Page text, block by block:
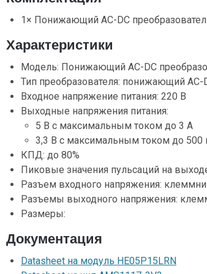
1× Понижающий AC-DC
Характеристики
Модель: Понижающий AC-DC
Тип преобразователя: понижающий AC-
Входное напряжение питания: 220 В
Выходные напряжения питания:
5 В с максимальным током до 3 А
3,3 В с максимальным током до 500
КПД: до 80%
Пиковые значения пульсаций на
Разъем входного напряжения:
Разъемы выходного напряжения:
Размеры:
Документация
Datasheet на модуль HE05P15LRN